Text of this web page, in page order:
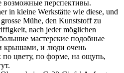
возможные перспективы.
in kleine Werkstätte wie diese, und
Mühe, den Kunststoff zu
nach jeder möglichen
мастерские подобные
крышами, и люди очень
по цвету, по форме, на ощупь,